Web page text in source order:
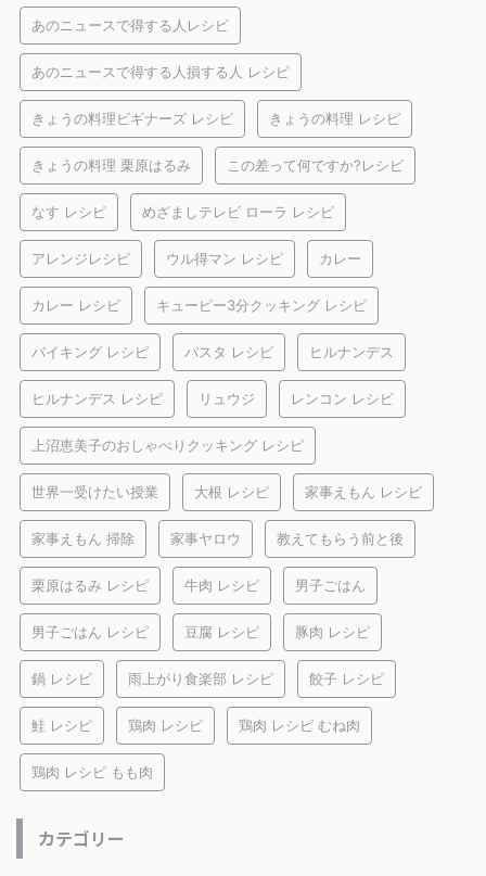
あのニュースで得する人レシピ
あのニュースで得する人損する人 レシピ
きょうの料理ビギナーズ レシピ きょうの料理 レシピ
きょうの料理 栗原はるみ この差って何ですか?レシピ
なす レシピ めざましテレビ ローラ レシピ
アレンジレシピ ウル得マン レシピ カレー
カレー レシピ キューピー3分クッキング レシピ
バイキング レシピ パスタ レシピ ヒルナンデス
ヒルナンデス レシピ リュウジ レンコン レシピ
上沼恵美子のおしゃべりクッキング レシピ
世界一受けたい授業 大根 レシピ 家事えもん レシピ
家事えもん 掃除 家事ヤロウ 教えてもらう前と後
栗原はるみ レシピ 牛肉 レシピ 男子ごはん
男子ごはん レシピ 豆腐 レシピ 豚肉 レシピ
鍋 レシピ 雨上がり食楽部 レシピ 餃子 レシピ
鮭 レシピ 鶏肉 レシピ 鶏肉 レシピ むね肉
鶏肉 レシピ もも肉
カテゴリー